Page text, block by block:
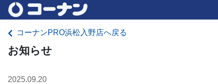
コーナンPRO浜松入野店へ戻る
お知らせ
2025.09.20